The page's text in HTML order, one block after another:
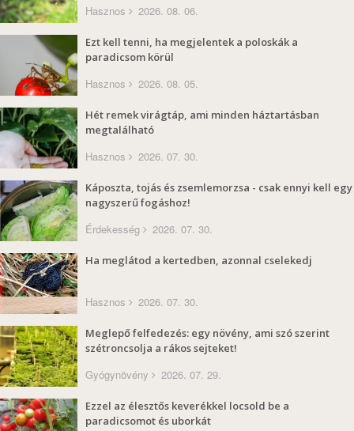
Hasznos 2026. 08. 06.
Ezt kell tenni, ha megjelentek a poloskák a
paradicsom körül
Hasznos 2026. 08. 05.
Hét remek virágtáp, ami minden háztartásban
megtalálható
Hasznos 2026. 07. 30.
Káposzta, tojás és zsemlemorzsa - csak ennyi kell egy
nagyszerű fogáshoz!
Érdekesség 2026. 07. 30.
Ha meglátod a kertedben, azonnal cselekedj
Hasznos 2026. 07. 30.
Meglepő felfedezés: egy növény, ami szó szerint
szétroncsolja a rákos sejteket!
Gyógynövény 2026. 07. 29.
Ezzel az élesztős keverékkel locsold be a
paradicsomot és uborkát